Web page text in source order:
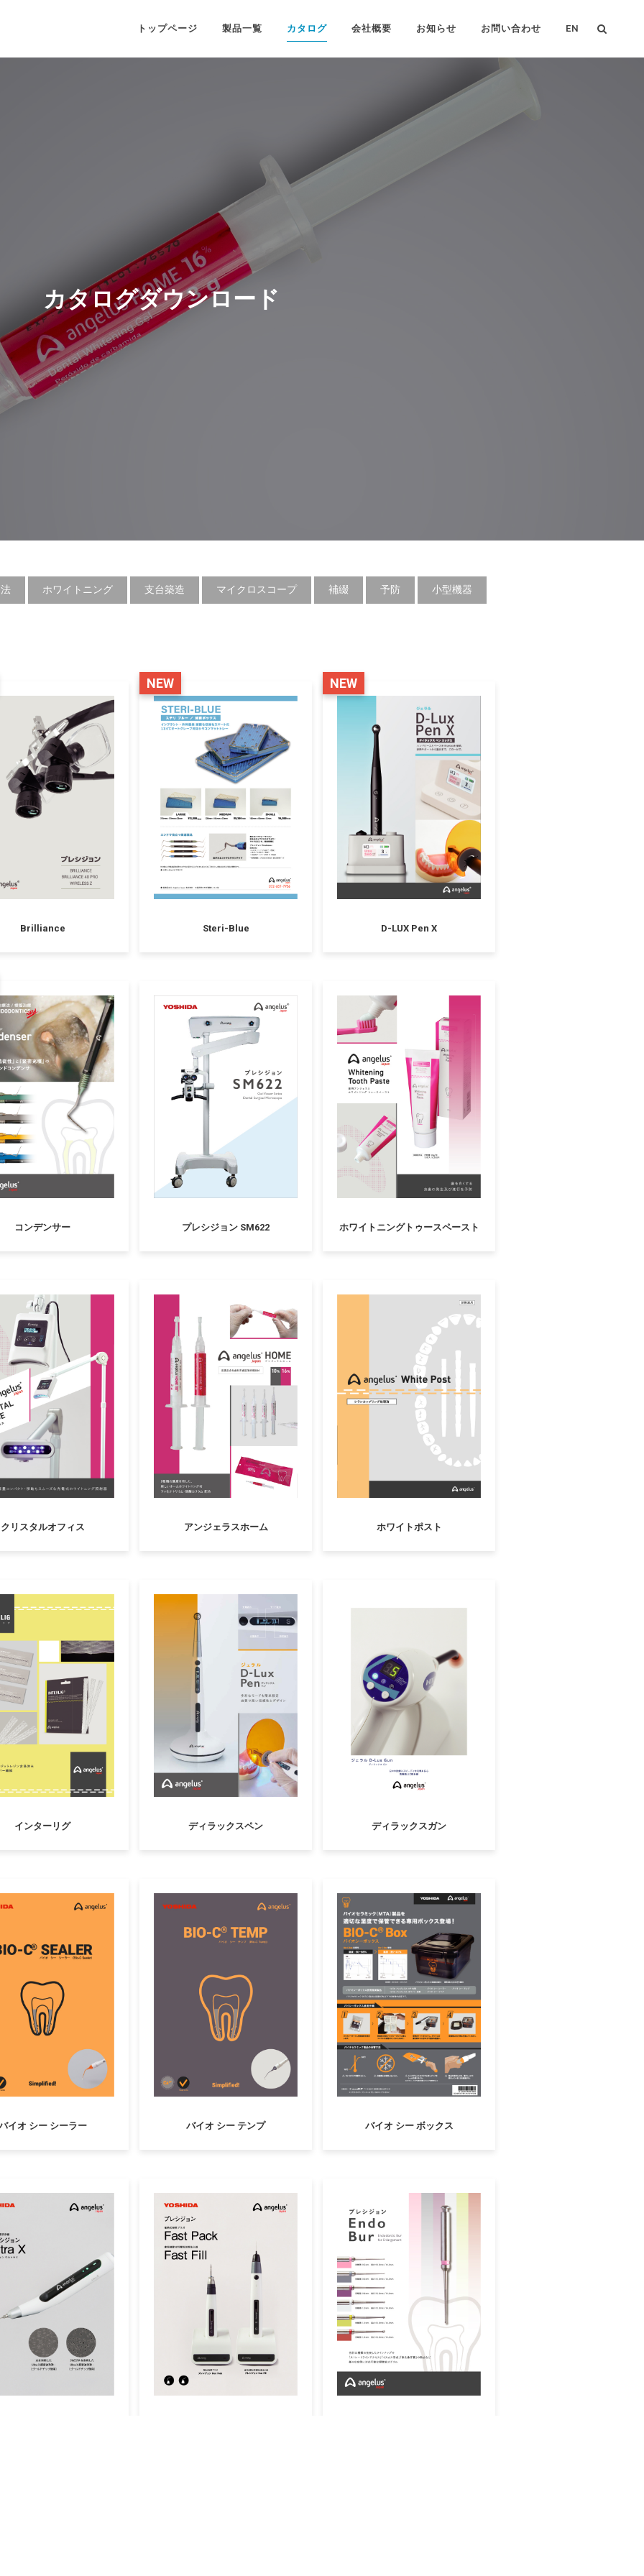
トップページ 製品一覧 カタログ 会社概要 お知らせ お問い合わせ EN
カタログダウンロード
ホワイトニング 支台築造 マイクロスコープ 補綴 予防 小型機器
Brilliance
NEW
Steri-Blue
NEW
D-LUX Pen X
コンデンサー プレシジョン SM622 ホワイトニングトゥースペースト
クリスタルオフィス アンジェラスホーム ホワイトポスト
インターリグ ディラックスペン ディラックスガン
イオ シー シーラー バイオ シー テンプ バイオ シー ボックス